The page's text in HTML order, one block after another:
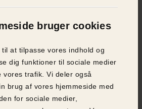
bruger cookies
at tilpasse vores indhold og
dig funktioner til sociale medier
vores trafik. Vi deler også
brug af vores hjemmeside med
for sociale medier,
op og se, hvor almindeligt
DIN KATS NAVN